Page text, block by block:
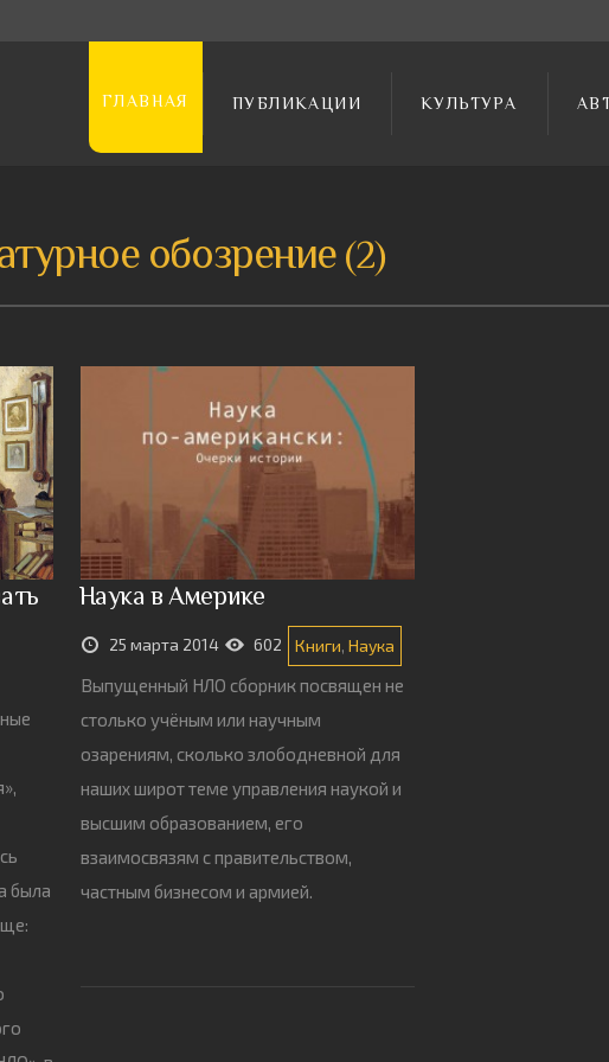
ГЛАВНАЯ ПУБЛИКАЦИИ КУЛЬТУРА
обозрение 2
была
Наука в Америке
25 марта 2014 602 Книги, Наука
Выпущенный НЛО сборник посвящен не
столько учёным или научным
озарениям, сколько злободневной для
наших широт теме управления наукой и
высшим образованием, его
взаимосвязям с правительством,
частным бизнесом и армией.